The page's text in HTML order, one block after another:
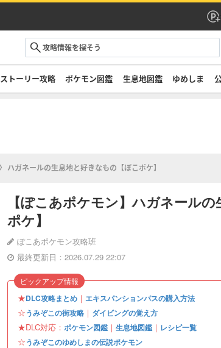
ストーリー攻略 ポケモン図鑑 生息地図鑑 ゆめしま
ハガネールの生息地と好きなもの【ぽこポケ】
【ぽこあポケモン】ハガネール
ポケ】
ぽこあポケモン攻略班
最終更新日：2026.07.29 22:07
★DLC攻略まとめ ｜ エキスパンションパスの購入方法
☆うみぞこの街攻略 ｜ ダイビングの覚え方
★DLC対応： ポケモン図鑑 ｜ 生息地図鑑 ｜ レシピ一覧
☆うみぞこのゆめしまの伝説ポケモン
ピックアップ情報